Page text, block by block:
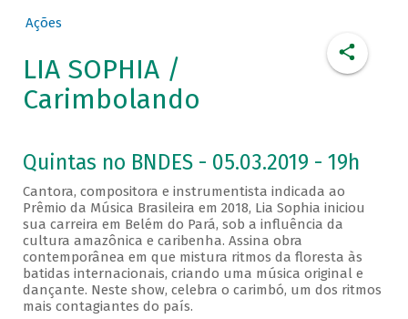
Ações
LIA SOPHIA /
Carimbolando
Quintas no BNDES - 05.03.2019 - 19h
Cantora, compositora e instrumentista indicada ao
Prêmio da Música Brasileira em 2018, Lia Sophia iniciou
sua carreira em Belém do Pará, sob a influência da
cultura amazônica e caribenha. Assina obra
contemporânea em que mistura ritmos da floresta às
batidas internacionais, criando uma música original e
dançante. Neste show, celebra o carimbó, um dos ritmos
mais contagiantes do país.